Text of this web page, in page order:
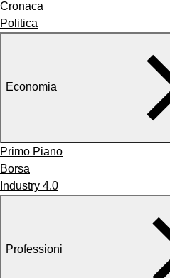
Cronaca
Politica
Economia
Primo Piano
Borsa
Industry 4.0
Professioni